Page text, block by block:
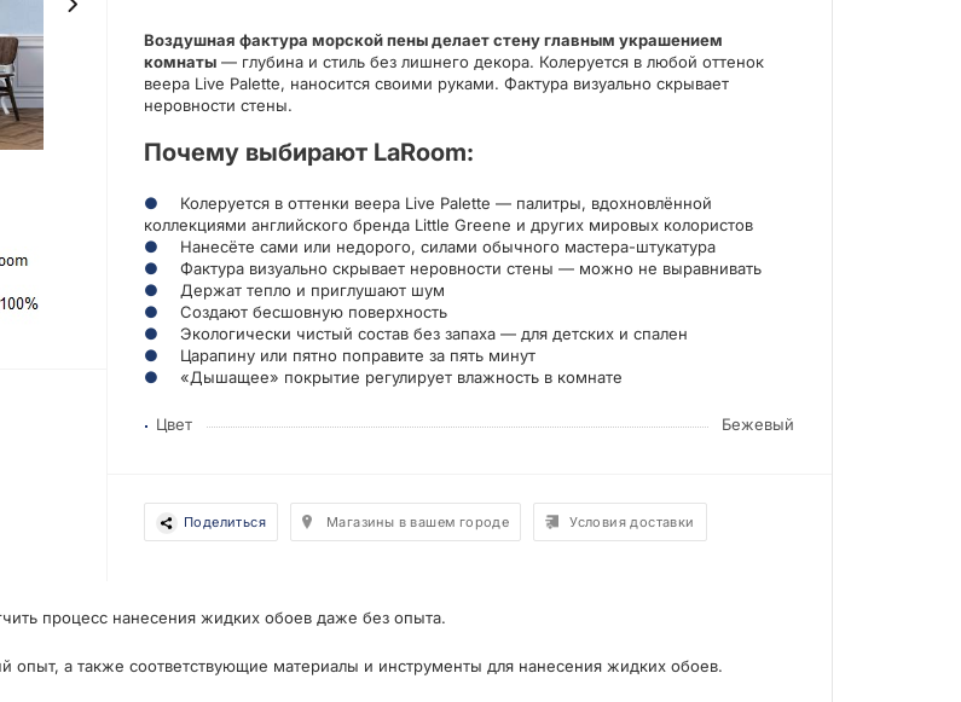
Воздушная фактура морской пены делает стену главным украшением
комнаты — глубина и стиль без лишнего декора. Колеруется в любой оттенок
веера Live Palette, наносится своими руками. Фактура визуально скрывает
неровности стены.
Почему выбирают LaRoom:
Колеруется в оттенки веера Live Palette — палитры, вдохновлённой
коллекциями английского бренда Little Greene и других мировых колористов
Нанесёте сами или недорого, силами обычного мастера-штукатура
Фактура визуально скрывает неровности стены — можно не выравнивать
Держат тепло и приглушают шум
Создают бесшовную поверхность
Экологически чистый состав без запаха — для детских и спален
Царапину или пятно поправите за пять минут
«Дышащее» покрытие регулирует влажность в комнате
Цвет Бежевый
Поделиться Магазины в вашем городе Условия доставки
процесс нанесения жидких обоев даже без опыта.
а также соответствующие материалы и инструменты для нанесения жидких обоев.